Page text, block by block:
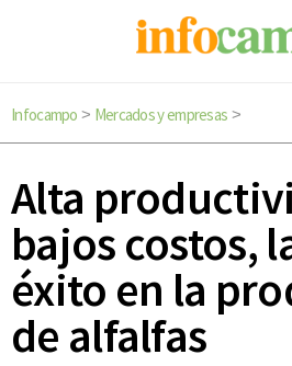
Infocampo > Mercados y empresas >
Alta
bajos costos,
éxito en la
de alfalfas